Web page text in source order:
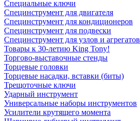
Специальные ключи
Специнструмент для двигателя
Специнструмент для кондиционеров
Специнструмент для подвески
Специнструмент для узлов и агрегатов
Товары к 30-летию King Tony!
Торгово-выставочные стенды
Торцевые головки
Торцевые насадки, вставки (биты)
Трещоточные ключи
Ударный инструмент
Универсальные наборы инструментов
Усилители крутящего момента